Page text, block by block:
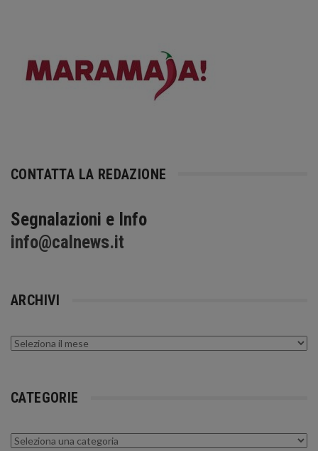
CONTATTA LA REDAZIONE
Segnalazioni e Info
info@calnews.it
ARCHIVI
Archivi
CATEGORIE
Categorie